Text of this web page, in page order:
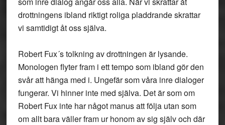
drottningens ibland riktigt roliga pladdrande skrattar
vi samtidigt åt oss själva.
Robert Fux´s tolkning av drottningen är lysande.
Monologen flyter fram i ett tempo som ibland gör den
svår att hänga med i. Ungefär som våra inre dialoger
fungerar. Vi hinner inte med själva. Det är som om
Robert Fux inte har något manus att följa utan som
om allt bara väller fram ur honom av sig själv och där